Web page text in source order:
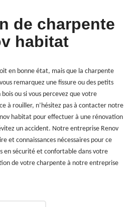
de charpente
habitat
en bonne état, mais que la charpente
remarquez une fissure ou des petits
ou si vous percevez que votre
à rouiller, n’hésitez pas à contacter notre
habitat pour effectuer à une rénovation
un accident. Notre entreprise Renov
et connaissances nécessaires pour ce
en sécurité et confortable dans votre
de votre charpente à notre entreprise